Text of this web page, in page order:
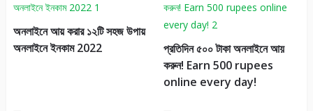
অনলাইনে আয় করার ১২টি সহজ উপায়
অনলাইনে ইনকাম 2022
প্রতিদিন ৫০০ টাকা অনলাইনে আয়
করুন! Earn 500 rupees
online every day!